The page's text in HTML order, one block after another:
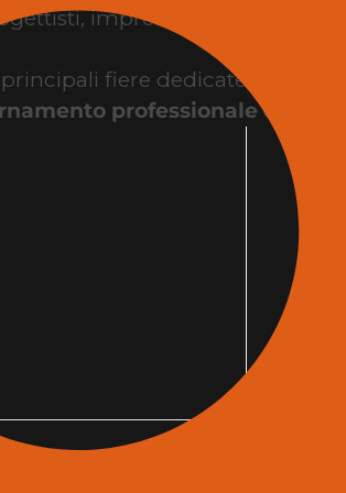
imprese, interior
fiere dedicate
professionale e
fiera edilizia?